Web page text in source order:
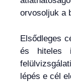
orvosoljuk a
Elsődleges
és hiteles
lépés e cél